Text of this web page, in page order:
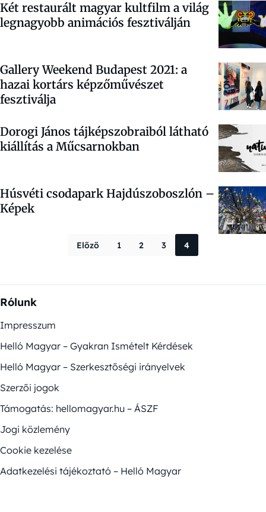
Két restaurált magyar kultfilm a világ
legnagyobb animációs fesztiválján
Gallery Weekend Budapest 2021: a
hazai kortárs képzőművészet
fesztiválja
Dorogi János tájképszobraiból látható
kiállítás a Műcsarnokban
Húsvéti csodapark Hajdúszoboszlón –
Képek
Bejegyzések
Előző 1 2 3 4
Rólunk
Impresszum
Helló Magyar – Gyakran Ismételt Kérdések
Helló Magyar – Szerkesztőségi irányelvek
Szerzői jogok
Támogatás: hellomagyar.hu – ÁSZF
Jogi közlemény
Cookie kezelése
Adatkezelési tájékoztató – Helló Magyar